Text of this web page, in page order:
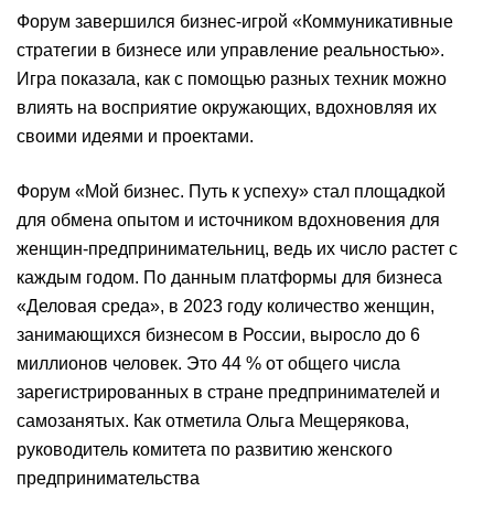
Форум завершился бизнес-игрой «Коммуникативные
стратегии в бизнесе или управление реальностью».
Игра показала, как с помощью разных техник можно
влиять на восприятие окружающих, вдохновляя их
своими идеями и проектами.
Форум «Мой бизнес. Путь к успеху» стал площадкой
для обмена опытом и источником вдохновения для
женщин-предпринимательниц, ведь их число растет с
каждым годом. По данным платформы для бизнеса
«Деловая среда», в 2023 году количество женщин,
занимающихся бизнесом в России, выросло до 6
миллионов человек. Это 44 % от общего числа
зарегистрированных в стране предпринимателей и
самозанятых. Как отметила Ольга Мещерякова,
руководитель комитета по развитию женского
предпринимательства